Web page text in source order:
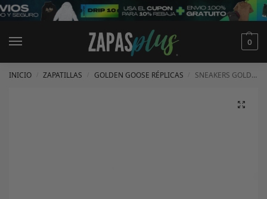
0
INICIO ZAPATILLAS GOLDEN GOOSE RÉPLICAS SNEAKERS GOLDEN GOOSE